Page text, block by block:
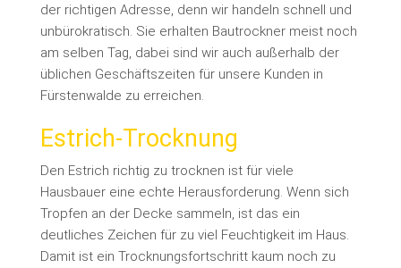
der richtigen Adresse, denn wir handeln schnell und
unbürokratisch. Sie erhalten Bautrockner meist noch
am selben Tag, dabei sind wir auch außerhalb der
üblichen Geschäftszeiten für unsere Kunden in
Fürstenwalde zu erreichen.
Estrich-Trocknung
Den Estrich richtig zu trocknen ist für viele
Hausbauer eine echte Herausforderung. Wenn sich
Tropfen an der Decke sammeln, ist das ein
deutliches Zeichen für zu viel Feuchtigkeit im Haus.
Damit ist ein Trocknungsfortschritt kaum noch zu